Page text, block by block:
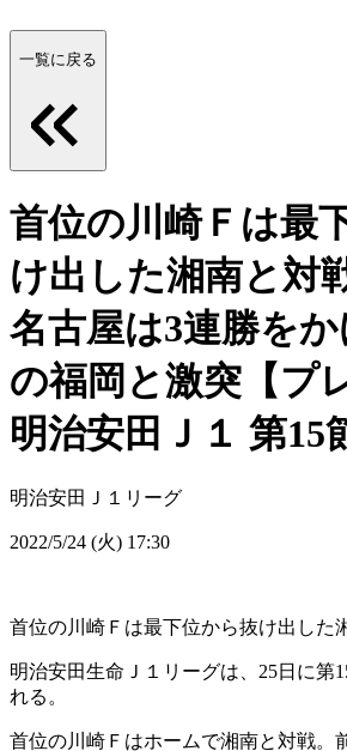
一覧に戻る
首位の川崎Ｆは最
け出した湘南と対
名古屋は3連勝を
の福岡と激突【プ
明治安田Ｊ１ 第15
明治安田Ｊ１リーグ
2022/5/24 (火) 17:30
首位の川崎Ｆは最下位から抜け出した
明治安田生命Ｊ１リーグは、25日に第
れる。
首位の川崎Ｆはホームで湘南と対戦。